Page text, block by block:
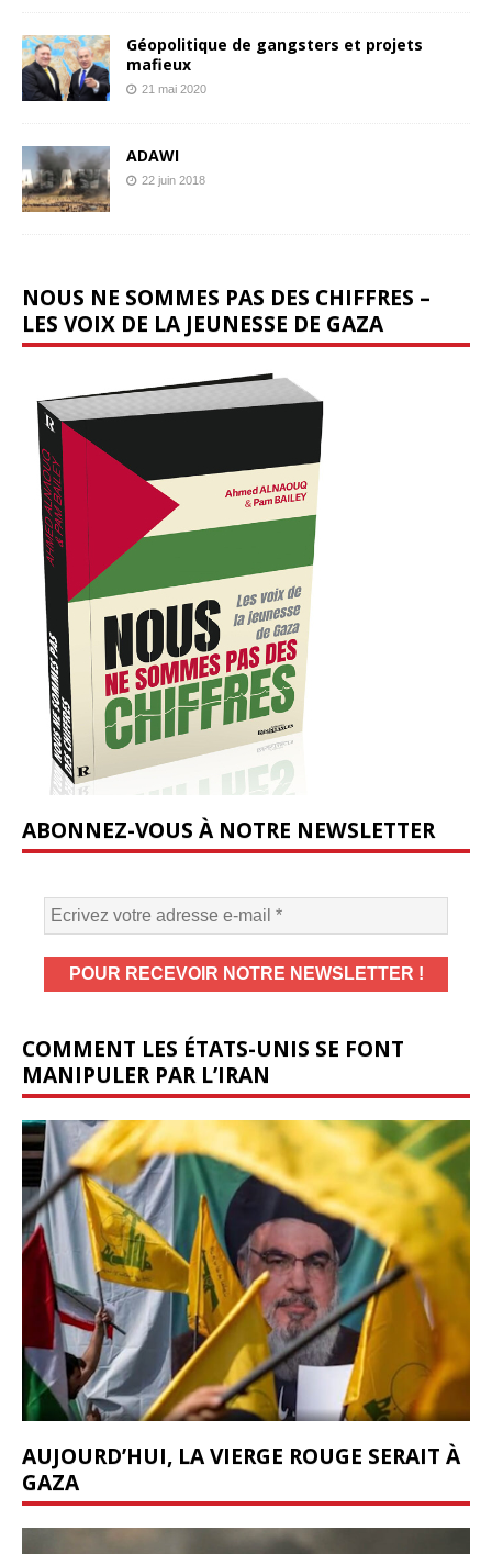
Géopolitique de gangsters et projets
mafieux
21 mai 2020
ADAWI
22 juin 2018
NOUS NE SOMMES PAS DES CHIFFRES –
LES VOIX DE LA JEUNESSE DE GAZA
ABONNEZ-VOUS À NOTRE NEWSLETTER
COMMENT LES ÉTATS-UNIS SE FONT
MANIPULER PAR L’IRAN
AUJOURD’HUI, LA VIERGE ROUGE SERAIT À
GAZA